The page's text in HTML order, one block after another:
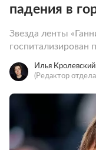
падения в
Звезда ленты
госпитализирован
Илья Кролевский
(Редактор